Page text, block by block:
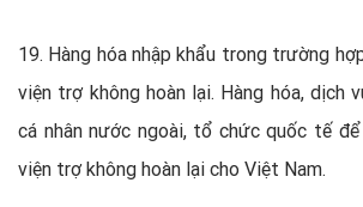
19. Hàng hóa nhập khẩu trong trường
viện trợ không hoàn lại. Hàng hóa, dịch
cá nhân nước ngoài, tổ chức quốc tế
viện trợ không hoàn lại cho Việt Nam.